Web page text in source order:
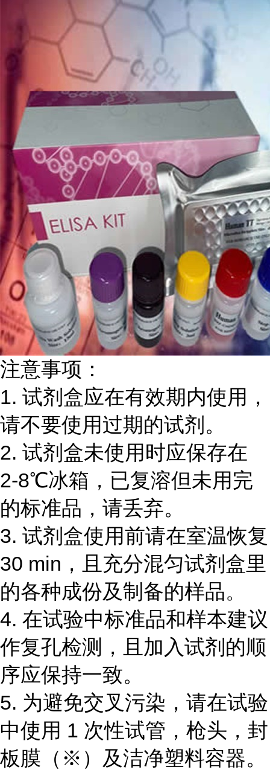
注意事项：
1. 试剂盒应在有效期内使用，
请不要使用过期的试剂。
2. 试剂盒未使用时应保存在
2-8℃冰箱，已复溶但未用完
的标准品，请丢弃。
3. 试剂盒使用前请在室温恢复
30 min ，且充分混匀试剂盒里
的各种成份及制备的样品。
4. 在试验中标准品和样本建议
作复孔检测，且加入试剂的顺
序应保持一致。
5. 为避免交叉污染，请在试验
中使用 1 次性试管，枪头，封
板膜（ ※ ）及洁净塑料容器。